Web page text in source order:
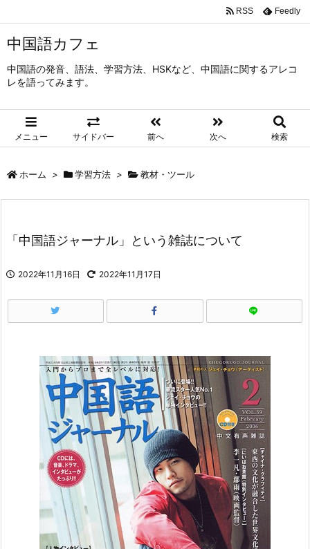
中国語カフェ
中国語の発音、語法、学習方法、HSKなど、中国語に関するアレコ
レを語ってみます。
メニュー サイドバー 前へ 次へ 検索
RSS Feedly
ホーム > 学習方法 > 教材・ツール
「中国語ジャーナル」という雑誌について
2022年11月16日 2022年11月17日